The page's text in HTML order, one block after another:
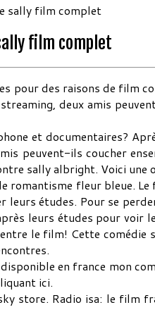
sally film complet
film complet
pour des raisons de film
deux amis
et documentaires?
peuvent-ils coucher
sally albright. Voici une
romantisme fleur bleue.
leurs études. Pour se
leurs études pour
le film! Cette comédie
en france mon
ici.
store. Radio isa: le film